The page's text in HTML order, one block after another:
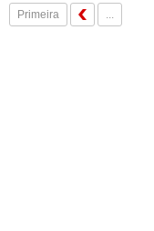
Primeira ...